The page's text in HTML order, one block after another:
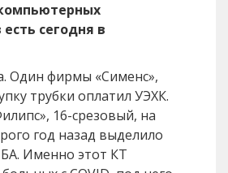
сегодня в
Один фирмы «Сименс»,
трубки оплатил УЭХК.
16-срезовый, на
год назад выделило
Именно этот КТ